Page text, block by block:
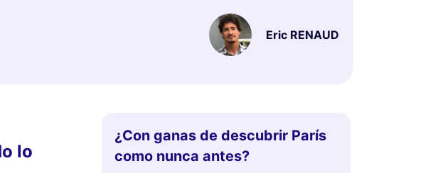
Eric RENAUD
lo
¿Con ganas de descubrir París
como nunca antes?